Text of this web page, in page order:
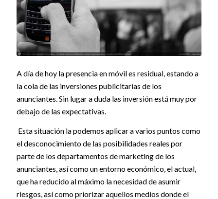
A día de hoy la presencia en móvil es residual, estando a
la cola de las inversiones publicitarias de los
anunciantes. Sin lugar a duda las inversión está muy por
debajo de las expectativas.
Esta situación la podemos aplicar a varios puntos como
el desconocimiento de las posibilidades reales por
parte de los departamentos de marketing de los
anunciantes, así como un entorno económico, el actual,
que ha reducido al máximo la necesidad de asumir
riesgos, así como priorizar aquellos medios donde el